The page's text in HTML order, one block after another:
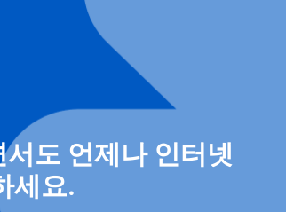
도 언제나 인터넷
세요.